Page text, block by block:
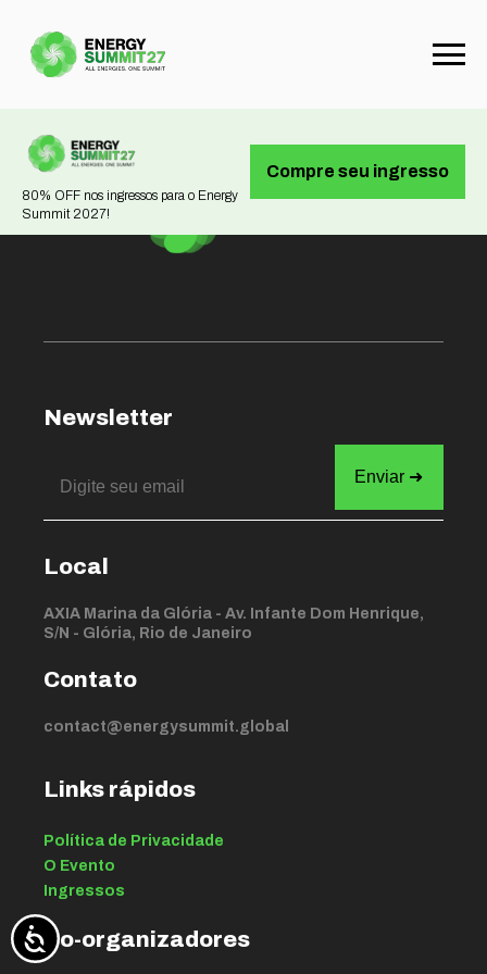
80% OFF nos ingressos para o Energy
Summit 2027!
Compre seu ingresso
Not found
Newsletter
Local
AXIA Marina da Glória - Av. Infante Dom Henrique,
S/N - Glória, Rio de Janeiro
Contato
contact@energysummit.global
Links rápidos
Política de Privacidade
O Evento
Ingressos
Co-organizadores